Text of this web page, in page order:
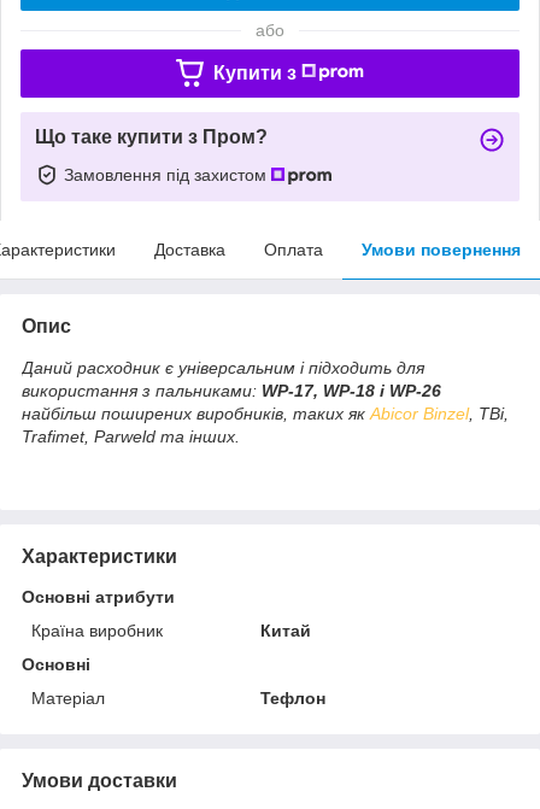
або
Купити з
Що таке купити з Пром?
Замовлення під захистом
Доставка Оплата Умови повернення
Опис
Даний расходник є універсальним і підходить для
використання з пальниками: WP-17, WP-18 і WP-26
найбільш поширених виробників, таких як Abicor Binzel, TBi,
Trafimet, Parweld та інших.
Характеристики
Основні атрибути
Країна виробник
Китай
Основні
Матеріал
Тефлон
Умови доставки